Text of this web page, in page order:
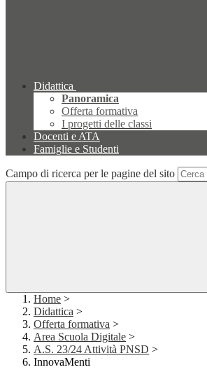
Didattica
Panoramica
Offerta formativa
I progetti delle classi
Docenti e ATA
Famiglie e Studenti
Campo di ricerca per le pagine del sito
Home >
Didattica >
Offerta formativa >
Area Scuola Digitale >
A.S. 23/24 Attività PNSD >
InnovaMenti